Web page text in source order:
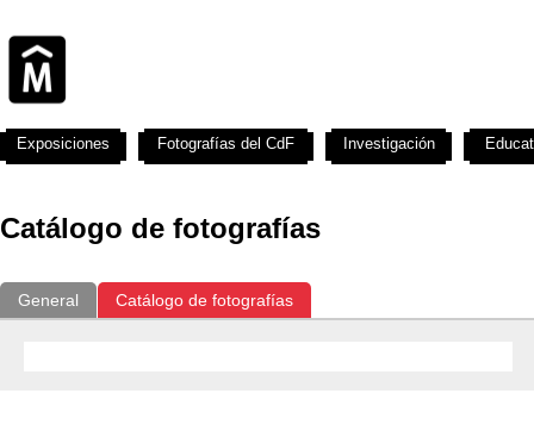
Catálogo de fotografías
General Catálogo de fotografías
Exposiciones Fotografías del CdF Investigación